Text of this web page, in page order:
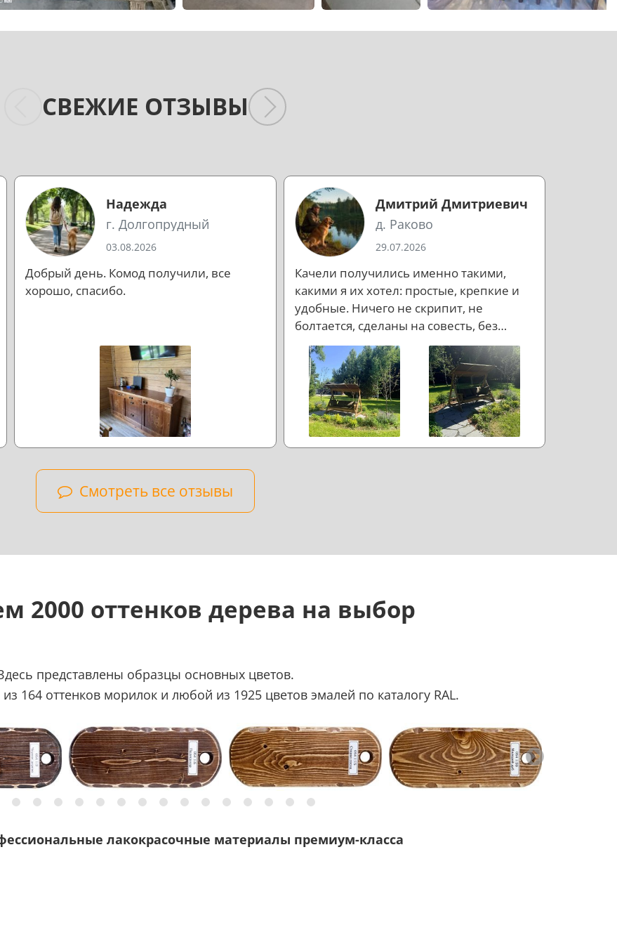
СВЕЖИЕ ОТЗЫВЫ
Надежда
г. Долгопрудный
03.08.2026
Добрый день. Комод получили, все
хорошо, спасибо.
Дмитрий Дмитриевич
д. Раково
29.07.2026
Качели получились именно такими,
какими я их хотел: простые, крепкие и
удобные. Ничего не скрипит, не
болтается, сделаны на совесть, без
лишнего пафоса, но с правильным
настроением. Если коротко: доволен.
Смотреть все отзывы
2000 оттенков дерева на выбор
представлены образцы основных цветов.
164 оттенков морилок и любой из 1925 цветов эмалей по каталогу RAL.
лакокрасочные материалы премиум-класса